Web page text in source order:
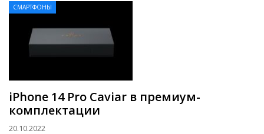
СМАРТФОНЫ
iPhone 14 Pro Caviar в премиум-
комплектации
20.10.2022